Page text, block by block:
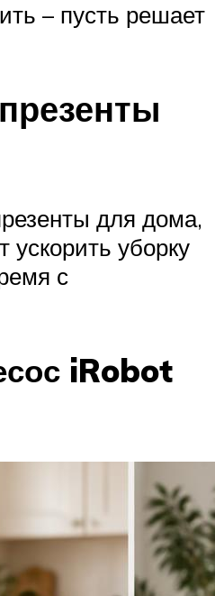
– пусть решает
для дома,
ускорить уборку
с
iRobot